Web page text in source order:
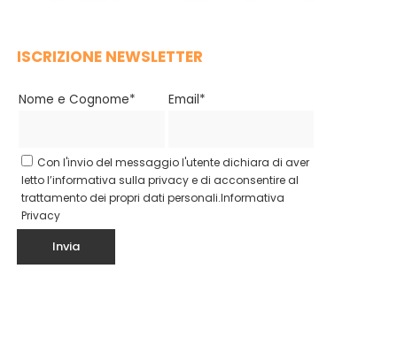
ISCRIZIONE NEWSLETTER
Nome e Cognome* Email*
Con l'invio del messaggio l'utente dichiara di aver
letto l’informativa sulla privacy e di acconsentire al
trattamento dei propri dati personali.Informativa
Privacy